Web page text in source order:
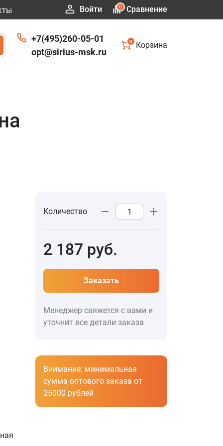
Войти Сравнение
0
+7(495)260-05-01
opt@sirius-msk.ru
Корзина
0
Количество
2 187 руб.
Заказать
Менеджер свяжется с вами и
уточнит все детали заказа
Внимание: минимальная
сумма оптового заказа от
25000 рублей